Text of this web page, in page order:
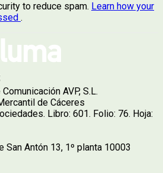
to reduce spam. Learn how your
.
AVP, S.L.
de Cáceres
Libro: 601. Folio: 76. Hoja:
San Antón 13, 1º planta 10003